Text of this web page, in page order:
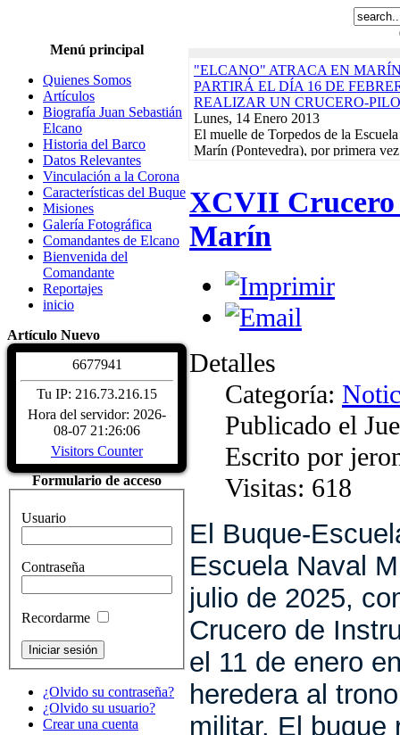
Menú principal
Quienes Somos
Artículos
Biografía Juan Sebastián
Elcano
Historia del Barco
Datos Relevantes
Vinculación a la Corona
Características del Buque
Misiones
Galería Fotográfica
Comandantes de Elcano
Bienvenida del
Comandante
Reportajes
inicio
Artículo Nuevo
6677941
Tu IP: 216.73.216.15
Hora del servidor: 2026-
08-07 21:26:06
Visitors Counter
Formulario de acceso
Usuario
Contraseña
Recordarme
¿Olvido su contraseña?
¿Olvido su usuario?
Crear una cuenta
"ELCANO" ATRACA EN
PARTIRÁ EL DÍA 16 DE
REALIZAR UN CRUCERO-
Lunes, 14 Enero 2013
El muelle de Torpedos de la
Marín (Pontevedra), por primera
EN EL INICIO DEL CRUCERO-
ACABARÁ EL 21 DE FEBRERO
Lunes, 17 Diciembre 2012
El buque-escuela de la Armada
Arsenal de La Carraca, en San
Actividades de la Asociación.
Martes, 10 Enero 2012
EXPOSICIONES, REGATAS Y
DE LORCA
CALENDARIO DE
Read More...
Biografía Juan
Sábado, 04 Diciembre
Juan Sebastián de Elcano nació en
provincia de Guipúzcoa, hacia
comerciante, participó en la
Características del
CARACTERÍSTICAS - Buque
de Elcano" Descripcion del buque.
HISTÓRICOS. ASTILLEROS:
LARRINAGA (CADIZ)....Read
XCVII Crucero
Marín
Detalles
Categoría:
Publicado el
Escrito por
Visitas: 618
El Buque-
Escuela Naval
julio de 2025,
Crucero de
el 11 de enero
heredera al
militar. El buque